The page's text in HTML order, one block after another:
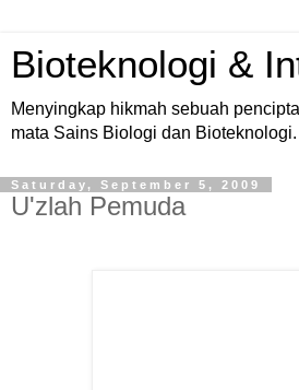
Bioteknologi &
Menyingkap hikmah sebuah
mata Sains Biologi dan Bioteknologi.
Saturday, September 5, 2009
U'zlah Pemuda